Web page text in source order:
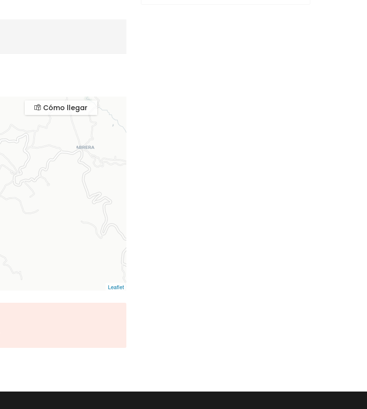
Leaflet
Cómo llegar